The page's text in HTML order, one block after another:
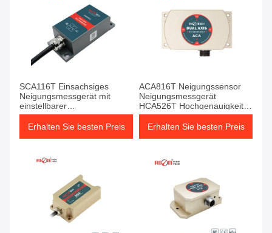
SCA116T Einsachsiges
Neigungsmessgerät mit
einstellbarer
Ausgangsgeschwindigkeit /
Neigungsdetektionssensor
Erhalten Sie besten Preis
ACA816T Neigungssensor
Neigungsmessgerät
HCA526T Hochgenauigkeit
CANoffene Winkelmessgerät
Erhalten Sie besten Preis